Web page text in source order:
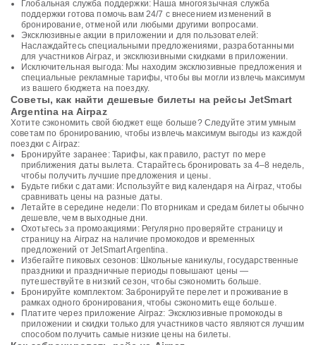
Глобальная служба поддержки: Наша многоязычная служба
поддержки готова помочь вам 24/7 с внесением изменений в
бронирование, отменой или любыми другими вопросами.
Эксклюзивные акции в приложении и для пользователей:
Наслаждайтесь специальными предложениями, разработанными
для участников Airpaz, и эксклюзивными скидками в приложении.
Исключительная выгода: Мы находим эксклюзивные предложения и
специальные рекламные тарифы, чтобы вы могли извлечь максимум
из вашего бюджета на поездку.
Советы, как найти дешевые билеты на рейсы JetSmart
Argentina на Airpaz
Хотите сэкономить свой бюджет еще больше? Следуйте этим умным
советам по бронированию, чтобы извлечь максимум выгоды из каждой
поездки с Airpaz:
Бронируйте заранее: Тарифы, как правило, растут по мере
приближения даты вылета. Старайтесь бронировать за 4–8 недель,
чтобы получить лучшие предложения и цены.
Будьте гибки с датами: Используйте вид календаря на Airpaz, чтобы
сравнивать цены на разные даты.
Летайте в середине недели: По вторникам и средам билеты обычно
дешевле, чем в выходные дни.
Охотьтесь за промоакциями: Регулярно проверяйте страницу и
страницу на Airpaz на наличие промокодов и временных
предложений от JetSmart Argentina.
Избегайте пиковых сезонов: Школьные каникулы, государственные
праздники и праздничные периоды повышают цены —
путешествуйте в низкий сезон, чтобы сэкономить больше.
Бронируйте комплектом: Забронируйте перелет и проживание в
рамках одного бронирования, чтобы сэкономить еще больше.
Платите через приложение Airpaz: Эксклюзивные промокоды в
приложении и скидки только для участников часто являются лучшим
способом получить самые низкие цены на билеты.